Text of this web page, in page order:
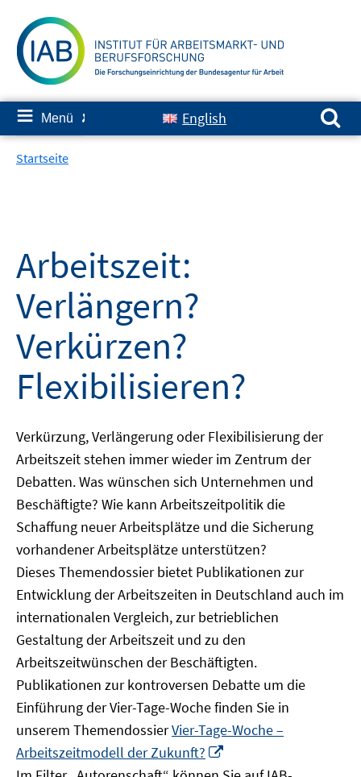
zum
Inhalt
≡ Menü ✘ English
Suchen nach:
Startseite
Arbeitszeit:
Verlängern?
Verkürzen?
Flexibilisieren?
Verkürzung, Verlängerung oder Flexibilisierung der
Arbeitszeit stehen immer wieder im Zentrum der
Debatten. Was wünschen sich Unternehmen und
Beschäftigte? Wie kann Arbeitszeitpolitik die
Schaffung neuer Arbeitsplätze und die Sicherung
vorhandener Arbeitsplätze unterstützen?
Dieses Themendossier bietet Publikationen zur
Entwicklung der Arbeitszeiten in Deutschland auch im
internationalen Vergleich, zur betrieblichen
Gestaltung der Arbeitszeit und zu den
Arbeitszeitwünschen der Beschäftigten.
Publikationen zur kontroversen Debatte um die
Einführung der Vier-Tage-Woche finden Sie in
unserem ThemendossierVier-Tage-Woche –
Arbeitszeitmodell der Zukunft?
neuem